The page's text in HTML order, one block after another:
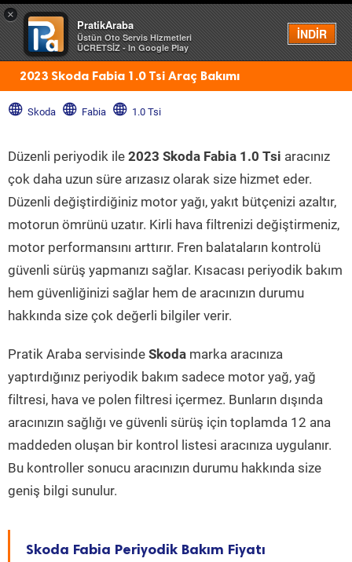
×
PratikAraba
Üstün Oto Servis Hizmetleri
ÜCRETSİZ - In Google Play
İNDİR
Menü
2023 Skoda Fabia 1.0 Tsi Araç Bakımı
Skoda Fabia 1.0 Tsi
Düzenli periyodik ile 2023 Skoda Fabia 1.0 Tsi aracınız
çok daha uzun süre arızasız olarak size hizmet eder.
Düzenli değiştirdiğiniz motor yağı, yakıt bütçenizi azaltır,
motorun ömrünü uzatır. Kirli hava filtrenizi değiştirmeniz,
motor performansını arttırır. Fren balataların kontrolü
güvenli sürüş yapmanızı sağlar. Kısacası periyodik bakım
hem güvenliğinizi sağlar hem de aracınızın durumu
hakkında size çok değerli bilgiler verir.
Pratik Araba servisinde Skoda marka aracınıza
yaptırdığınız periyodik bakım sadece motor yağ, yağ
filtresi, hava ve polen filtresi içermez. Bunların dışında
aracınızın sağlığı ve güvenli sürüş için toplamda 12 ana
maddeden oluşan bir kontrol listesi aracınıza uygulanır.
Bu kontroller sonucu aracınızın durumu hakkında size
geniş bilgi sunulur.
Skoda Fabia Periyodik Bakım Fiyatı